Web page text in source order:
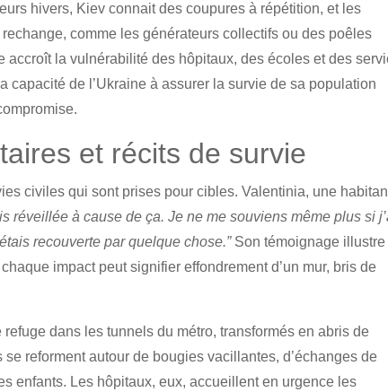
hivers, Kiev connait des coupures à répétition, et les
comme les générateurs collectifs ou des poêles
accroît la vulnérabilité des hôpitaux, des écoles et des
capacité de l’Ukraine à assurer la survie de sa population
et récits de survie
civiles qui sont prises pour cibles. Valentinia, une
réveillée à cause de ça. Je ne me souviens même plus si
recouverte par quelque chose.”Son témoignage illustre
impact peut signifier effondrement d’un mur, bris de
dans les tunnels du métro, transformés en abris de
reforment autour de bougies vacillantes, d’échanges de
enfants. Les hôpitaux, eux, accueillent en urgence les